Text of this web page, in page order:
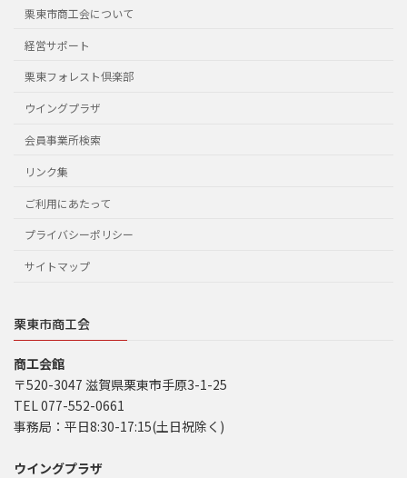
栗東市商工会について
経営サポート
栗東フォレスト倶楽部
ウイングプラザ
会員事業所検索
リンク集
ご利用にあたって
プライバシーポリシー
サイトマップ
栗東市商工会
商工会館
〒520-3047 滋賀県栗東市手原3-1-25
TEL 077-552-0661
事務局：平日8:30-17:15(土日祝除く)
ウイングプラザ